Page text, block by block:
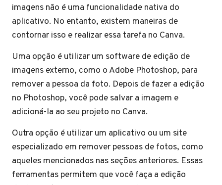
imagens não é uma funcionalidade nativa do
aplicativo. No entanto, existem maneiras de
contornar isso e realizar essa tarefa no Canva.
Uma opção é utilizar um software de edição de
imagens externo, como o Adobe Photoshop, para
remover a pessoa da foto. Depois de fazer a edição
no Photoshop, você pode salvar a imagem e
adicioná-la ao seu projeto no Canva.
Outra opção é utilizar um aplicativo ou um site
especializado em remover pessoas de fotos, como
aqueles mencionados nas seções anteriores. Essas
ferramentas permitem que você faça a edição